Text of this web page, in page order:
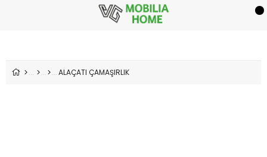
ALAÇATI ÇAMAŞIRLIK